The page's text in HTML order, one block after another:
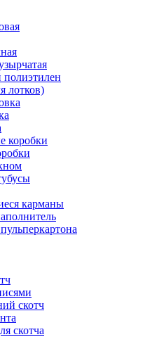
лотков)
коробки
карманы
скотч
скотча